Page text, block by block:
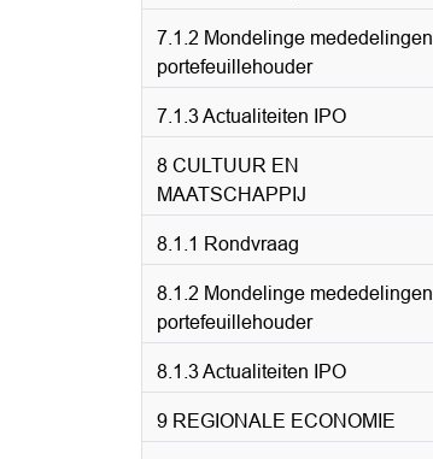
7.1.2 Mondelinge mededelingen
portefeuillehouder
7.1.3 Actualiteiten IPO
8 CULTUUR EN
MAATSCHAPPIJ
8.1.1 Rondvraag
8.1.2 Mondelinge mededelingen
portefeuillehouder
8.1.3 Actualiteiten IPO
9 REGIONALE ECONOMIE